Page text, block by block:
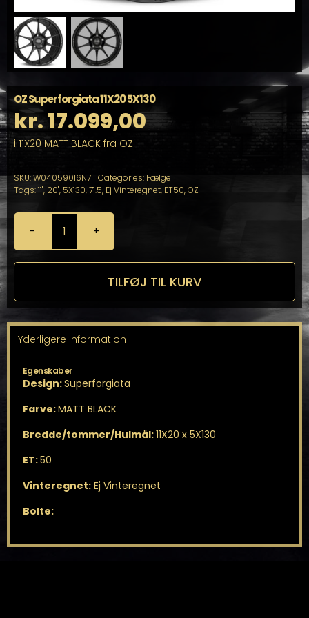
OZ Superforgiata 11X20 5X130
kr.17.099,00
i 11X20 MATT BLACK fra OZ
SKU:W04059016N7 Categories: Fælge
Tags:11", 20", 5X130,71.5, Ej Vinteregnet, ET50,OZ
OZ
Superforgiata
11X20
TILFØJ TIL KURV
Yderligere information
Egenskaber
Design:Superforgiata
Farve:MATT BLACK
Bredde/tommer/Hulmål:11X20 x 5X130
ET:50
Vinteregnet:Ej Vinteregnet
Bolte: